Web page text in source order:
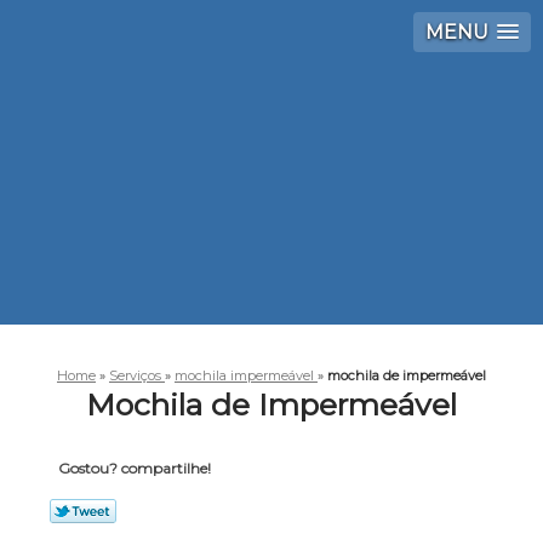
MENU
Home » Serviços » mochila impermeável » mochila de impermeável
Mochila de Impermeável
Gostou? compartilhe!